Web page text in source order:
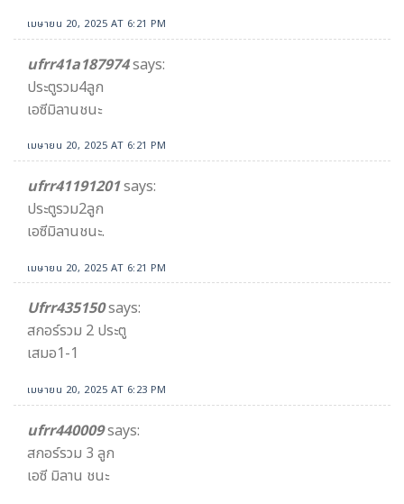
เมษายน 20, 2025 AT 6:21 PM
ufrr41a187974says:
ประตูรวม4ลูก
เอซีมิลานชนะ
เมษายน 20, 2025 AT 6:21 PM
ufrr41191201says:
ประตูรวม2ลูก
เอซีมิลานชนะ.
เมษายน 20, 2025 AT 6:21 PM
Ufrr435150says:
สกอร์รวม 2 ประตู
เสมอ1-1
เมษายน 20, 2025 AT 6:23 PM
ufrr440009says:
สกอร์รวม 3 ลูก
เอซี มิลาน ชนะ